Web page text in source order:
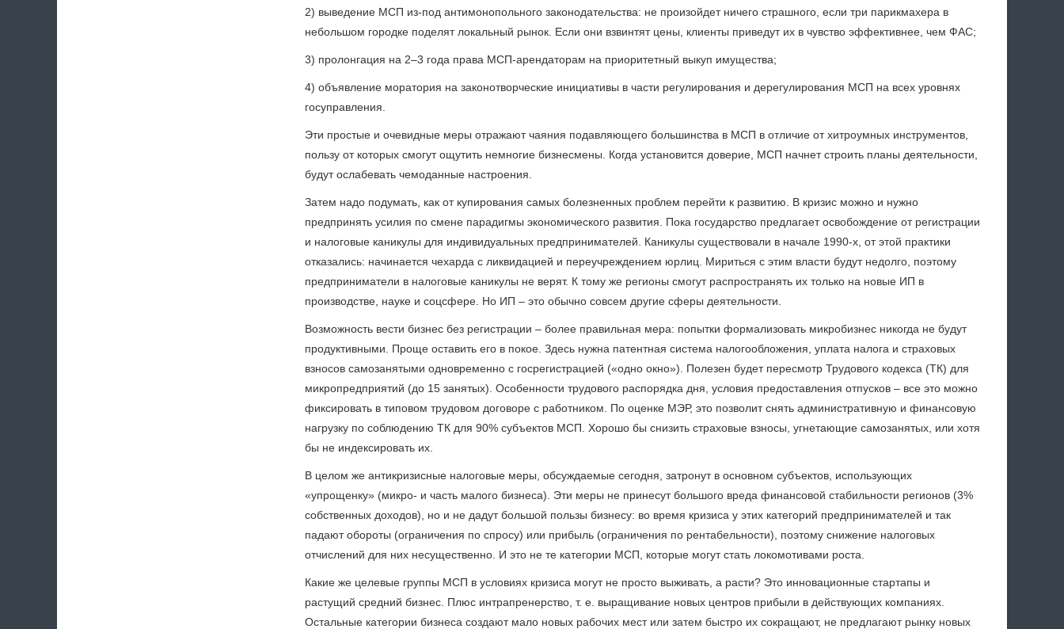
2) выведение МСП из-под антимонопольного законодательства: не произойдет ничего страшного, если три парикмахера в
небольшом городке поделят локальный рынок. Если они взвинтят цены, клиенты приведут их в чувство эффективнее, чем ФАС;
3) пролонгация на 2–3 года права МСП-арендаторам на приоритетный выкуп имущества;
4) объявление моратория на законотворческие инициативы в части регулирования и дерегулирования МСП на всех уровнях
госуправления.
Эти простые и очевидные меры отражают чаяния подавляющего большинства в МСП в отличие от хитроумных инструментов,
пользу от которых смогут ощутить немногие бизнесмены. Когда установится доверие, МСП начнет строить планы деятельности,
будут ослабевать чемоданные настроения.
Затем надо подумать, как от купирования самых болезненных проблем перейти к развитию. В кризис можно и нужно
предпринять усилия по смене парадигмы экономического развития. Пока государство предлагает освобождение от регистрации
и налоговые каникулы для индивидуальных предпринимателей. Каникулы существовали в начале 1990-х, от этой практики
отказались: начинается чехарда с ликвидацией и переучреждением юрлиц. Мириться с этим власти будут недолго, поэтому
предприниматели в налоговые каникулы не верят. К тому же регионы смогут распространять их только на новые ИП в
производстве, науке и соцсфере. Но ИП – это обычно совсем другие сферы деятельности.
Возможность вести бизнес без регистрации – более правильная мера: попытки формализовать микробизнес никогда не будут
продуктивными. Проще оставить его в покое. Здесь нужна патентная система налогообложения, уплата налога и страховых
взносов самозанятыми одновременно с госрегистрацией («одно окно»). Полезен будет пересмотр Трудового кодекса (ТК) для
микропредприятий (до 15 занятых). Особенности трудового распорядка дня, условия предоставления отпусков – все это можно
фиксировать в типовом трудовом договоре с работником. По оценке МЭР, это позволит снять административную и финансовую
нагрузку по соблюдению ТК для 90% субъектов МСП. Хорошо бы снизить страховые взносы, угнетающие самозанятых, или хотя
бы не индексировать их.
В целом же антикризисные налоговые меры, обсуждаемые сегодня, затронут в основном субъектов, использующих
«упрощенку» (микро- и часть малого бизнеса). Эти меры не принесут большого вреда финансовой стабильности регионов (3%
собственных доходов), но и не дадут большой пользы бизнесу: во время кризиса у этих категорий предпринимателей и так
падают обороты (ограничения по спросу) или прибыль (ограничения по рентабельности), поэтому снижение налоговых
отчислений для них несущественно. И это не те категории МСП, которые могут стать локомотивами роста.
Какие же целевые группы МСП в условиях кризиса могут не просто выживать, а расти? Это инновационные стартапы и
растущий средний бизнес. Плюс интрапренерство, т. е. выращивание новых центров прибыли в действующих компаниях.
Остальные категории бизнеса создают мало новых рабочих мест или затем быстро их сокращают, не предлагают рынку новых